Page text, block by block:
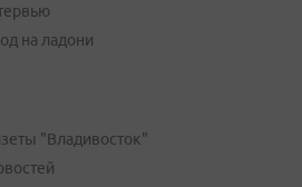
на ладони
"Владивосток"